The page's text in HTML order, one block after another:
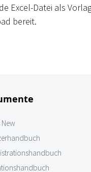
Excel-Datei als
bereit.